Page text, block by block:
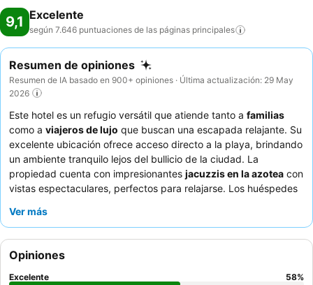
9,1 Excelente
según 7.646 puntuaciones de las páginas principales
Resumen de opiniones
Resumen de IA basado en 900+ opiniones · Última actualización: 29 May
2026
Este hotel es un refugio versátil que atiende tanto a familias
como a viajeros de lujo que buscan una escapada relajante. Su
excelente ubicación ofrece acceso directo a la playa, brindando
un ambiente tranquilo lejos del bullicio de la ciudad. La
propiedad cuenta con impresionantes jacuzzis en la azotea con
vistas espectaculares, perfectos para relajarse. Los huéspedes
eldesayuno bufé
mejorada, considere reservar una habitación en un piso alto
para disfrutar de increíbles vistas al mar.
Ver más
Opiniones
Excelente 58%